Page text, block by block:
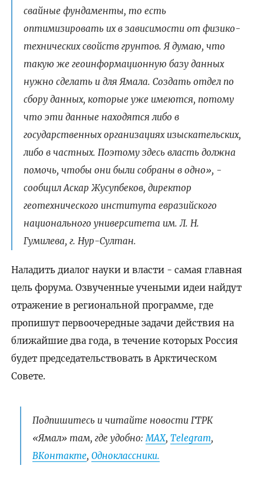
свайные фундаменты, то есть
оптимизировать их в зависимости от физико-
технических свойств грунтов. Я думаю, что
такую же геоинформационную базу данных
нужно сделать и для Ямала. Создать отдел по
сбору данных, которые уже имеются, потому
что эти данные находятся либо в
государственных организациях изыскательских,
либо в частных. Поэтому здесь власть должна
помочь, чтобы они были собраны в одно», -
сообщил Аскар Жусупбеков, директор
геотехнического института евразийского
национального университета им. Л. Н.
Гумилева, г. Нур-Султан.
Наладить диалог науки и власти - самая главная
цель форума. Озвученные учеными идеи найдут
отражение в региональной программе, где
пропишут первоочередные задачи действия на
ближайшие два года, в течение которых Россия
будет председательствовать в Арктическом
Совете.
Подпишитесь и читайте новости ГТРК
«Ямал» там, где удобно:МАХ, Telegram,
ВКонтакте, Одноклассники.